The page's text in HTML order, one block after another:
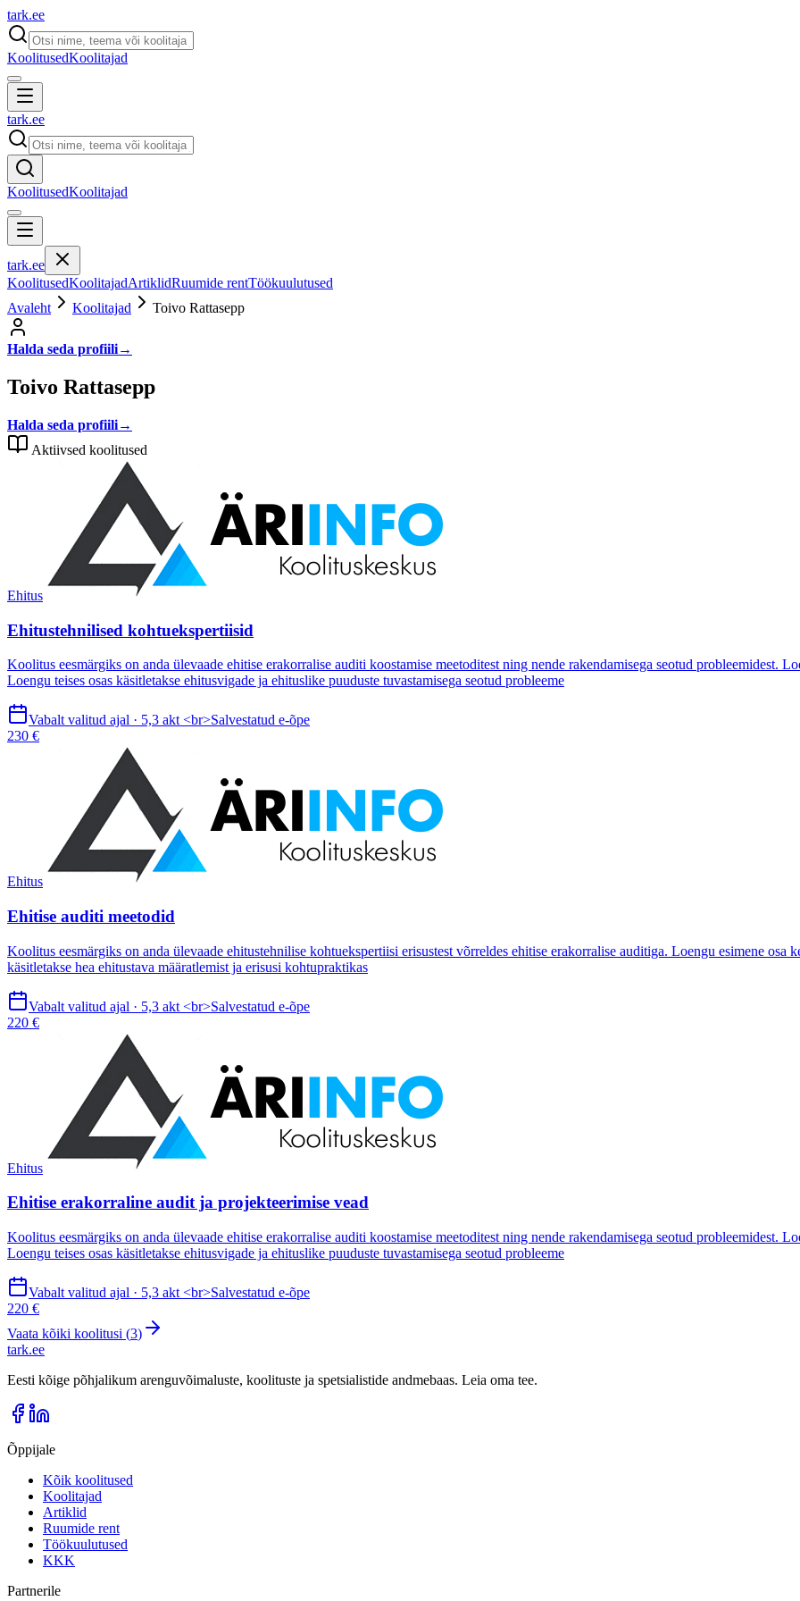
tark.ee
KoolitusedKoolitajad
tark.ee
KoolitusedKoolitajad
tark.ee
KoolitusedKoolitajadArtiklidRuumide rentTöökuulutused
Avaleht
Koolitajad Toivo Rattasepp
Halda seda profiili→
Toivo Rattasepp
Halda seda profiili→
Aktiivsed koolitused
Ehitus
Ehitustehnilised kohtuekspertiisid
Koolitus eesmärgiks on anda ülevaade ehitise erakorralise auditi koostamise meetoditest ning nende rakendamisega seotud probleemidest.
Loengu teises osas käsitletakse ehitusvigade ja ehituslike puuduste tuvastamisega seotud probleeme
Vabalt valitud ajal · 5,3 akt <br>Salvestatud e-õpe
230 €
Ehitus
Ehitise auditi meetodid
Koolitus eesmärgiks on anda ülevaade ehitustehnilise kohtuekspertiisi erisustest võrreldes ehitise erakorralise auditiga. Loengu esimene
käsitletakse hea ehitustava määratlemist ja erisusi kohtupraktikas
Vabalt valitud ajal · 5,3 akt <br>Salvestatud e-õpe
220 €
Ehitus
Ehitise erakorraline audit ja projekteerimise vead
Koolitus eesmärgiks on anda ülevaade ehitise erakorralise auditi koostamise meetoditest ning nende rakendamisega seotud probleemidest.
Loengu teises osas käsitletakse ehitusvigade ja ehituslike puuduste tuvastamisega seotud probleeme
Vabalt valitud ajal · 5,3 akt <br>Salvestatud e-õpe
220 €
Vaata kõiki koolitusi (3)
tark.ee
Eesti kõige põhjalikum arenguvõimaluste, koolituste ja spetsialistide andmebaas. Leia oma tee.
Õppijale
Kõik koolitused
Koolitajad
Artiklid
Ruumide rent
Töökuulutused
KKK
Partnerile